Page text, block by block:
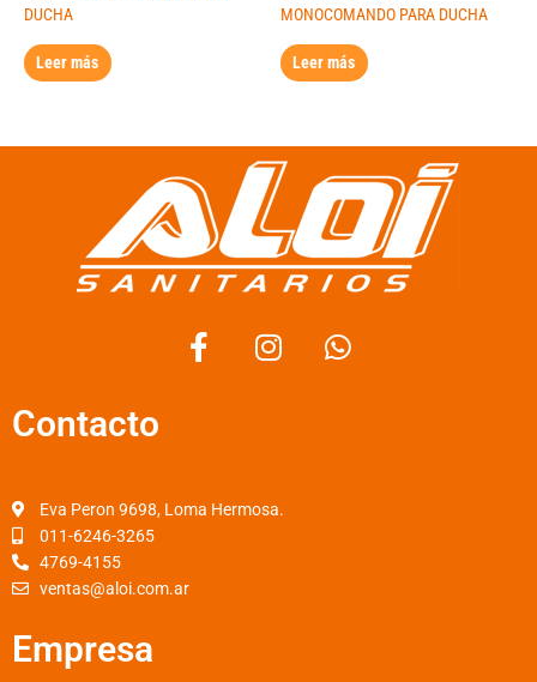
DUCHA
Leer más
MONOCOMANDO PARA DUCHA
Leer más
F
a
o
I
n
r
W
h
Contacto
Eva Peron 9698, Loma Hermosa.
011-6246-3265
4769-4155
ventas@aloi.com.ar
Empresa